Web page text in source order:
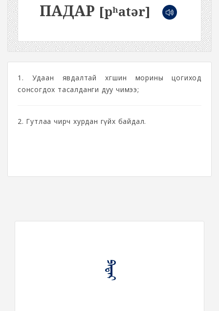
ПАДАР [pʰatər]
1. Удаан явдалтай хөгшин морины цогиход
сонсогдох тасалданги дуу чимээ;
2. Гутлаа чирч хурдан гүйх байдал.
ᠫᠠᠳᠠᠷ